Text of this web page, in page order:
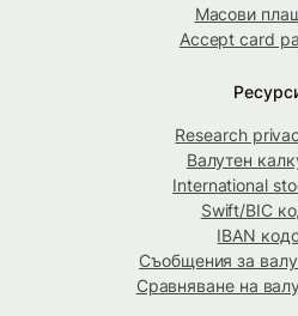
Масови
Accept card
Research
Валутен
International
Swift/BIC
IBAN
Съобщения за
Сравняване на